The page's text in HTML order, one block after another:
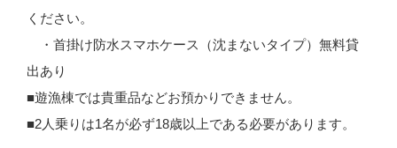
ください。
・首掛け防水スマホケース（沈まないタイプ）無料貸
出あり
■遊漁棟では貴重品などお預かりできません。
■2人乗りは1名が必ず18歳以上である必要があります。